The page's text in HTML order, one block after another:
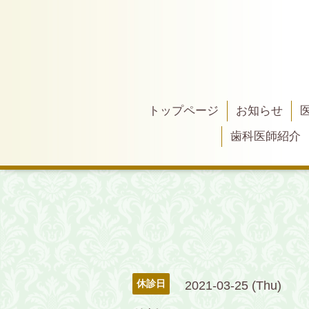
トップページ お知らせ
歯科医師紹介
休診日 2021-03-25 (Thu)